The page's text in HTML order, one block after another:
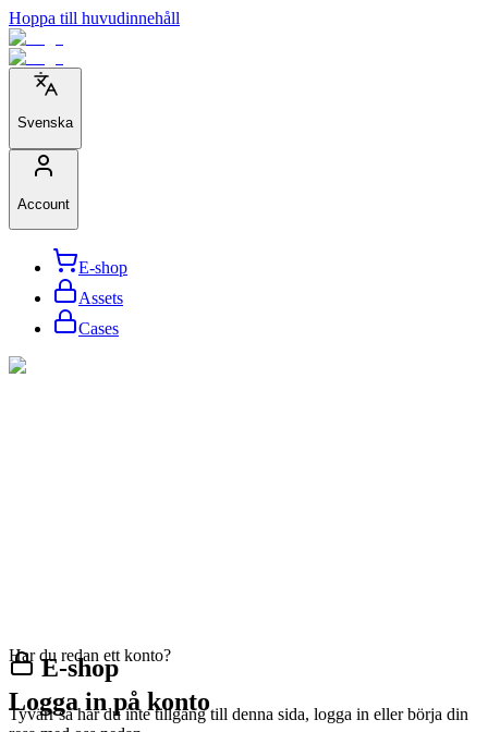
Hoppa till huvudinnehåll
Svenska
Account
E-shop
Assets
Cases
E-shop
Tyvärr så har du inte tillgång till denna sida, logga in eller börja din
Har du redan ett konto?
Logga in på konto